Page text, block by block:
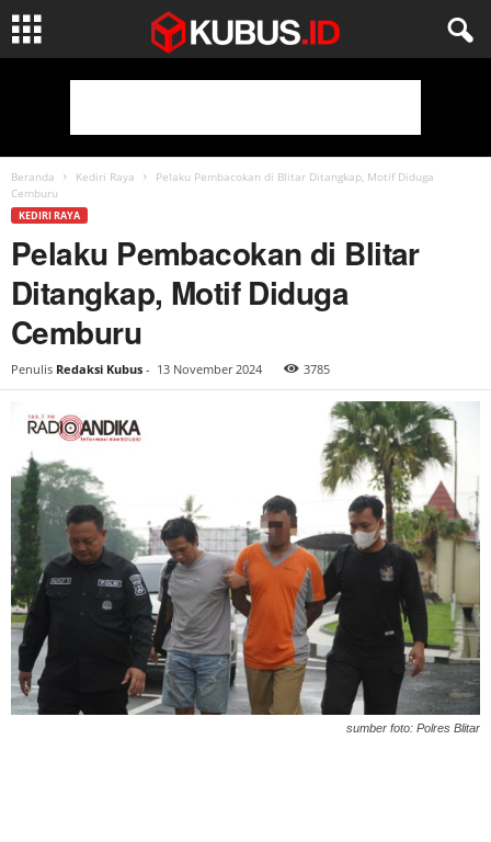
Beranda Kediri Raya
Pelaku Pembacokan di Blitar Ditangkap, Motif Diduga
Cemburu
KEDIRI RAYA
Pelaku Pembacokan di Blitar
Ditangkap, Motif Diduga
Cemburu
Penulis Redaksi Kubus - 13 November 2024 3785
sumber foto: Polres Blitar